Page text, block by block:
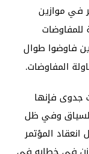
في موازين
للمفاوضات
فاوضوا طوال
المفاوضات.
جدوى فإنها
وفي ظل
المؤتمر